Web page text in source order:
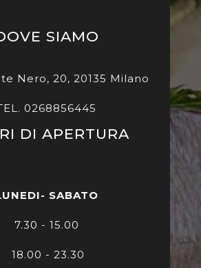
SIAMO
Nero, 20, 20135 Milano
0268856445
DI APERTURA
SABATO
7.30 - 15.00
18.00 - 23.30